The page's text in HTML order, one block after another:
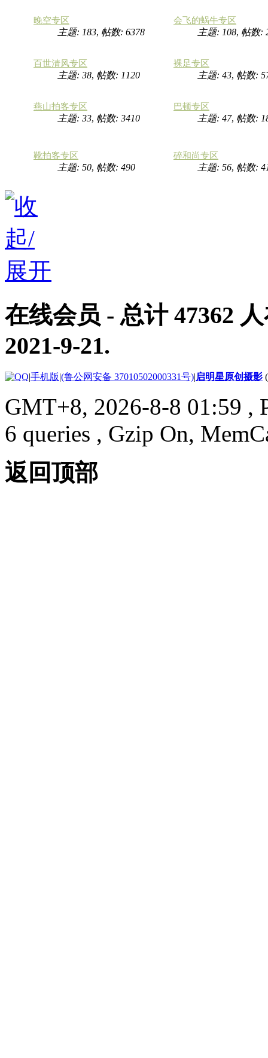
晚空专区
主题: 183, 帖数: 6378
会飞的蜗牛专区
主题: 108, 帖数:
百世清风专区
主题: 38, 帖数: 1120
裸足专区
主题: 43, 帖数:
燕山拍客专区
主题: 33, 帖数: 3410
巴顿专区
主题: 47, 帖数:
靴拍客专区
主题: 50, 帖数: 490
碎和尚专区
主题: 56, 帖数:
在线会员 - 总计 47362
2021-9-21.
|手机版|(鲁公网安备 37010502000331号)|启明星原创摄影
GMT+8, 2026-8-8 01:59 ,
6 queries , Gzip On,
返回顶部